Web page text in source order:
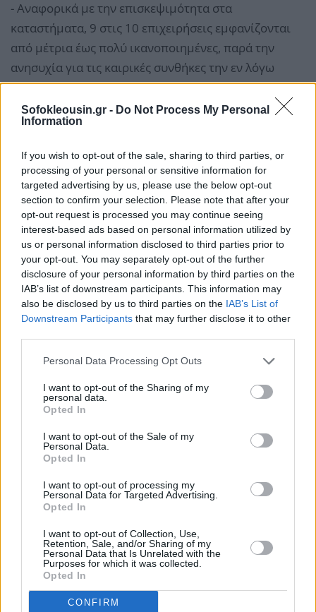
Sofokleousin.gr - Do Not Process My Personal
Information
If you wish to opt-out of the sale, sharing to third parties, or
processing of your personal or sensitive information for
targeted advertising by us, please use the below opt-out
section to confirm your selection. Please note that after your
opt-out request is processed you may continue seeing
interest-based ads based on personal information utilized by
us or personal information disclosed to third parties prior to
your opt-out. You may separately opt-out of the further
disclosure of your personal information by third parties on the
IAB’s list of downstream participants. This information may
also be disclosed by us to third parties on the IAB’s List of
Downstream Participants that may further disclose it to other
Personal Data Processing Opt Outs
I want to opt-out of the Sharing of my
personal data.
Opted In
I want to opt-out of the Sale of my
Personal Data.
Opted In
I want to opt-out of processing my
Personal Data for Targeted Advertising.
Opted In
I want to opt-out of Collection, Use,
Retention, Sale, and/or Sharing of my
Personal Data that Is Unrelated with the
Purposes for which it was collected.
Opted In
CONFIRM
- Αναφορικά με την επισκεψιμότητα στα
καταστήματα, 9 στις 10 επιχειρήσεις εμφανίζονται
από μέτρια έως πολύ ικανοποιημένες, παρά την
ανησυχία για τις καιρικές συνθήκες την εν λόγω
περίοδο (κακοκαιρία "Bora").
- Σχεδόν οι μισές επιχειρήσεις επέλεξαν να
ενώ το 30% των επιχειρήσεων συμμετείχε μόνο το
τριήμερο (Παρασκευή 29/11 - Κυριακή 01/12).